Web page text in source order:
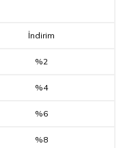
İndirim
%2
%4
%6
%8